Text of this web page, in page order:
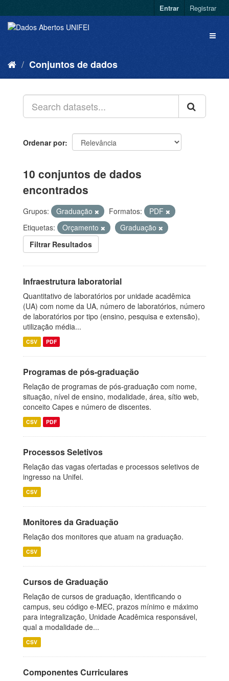
Entrar Registrar
Conjuntos de dados
Ordenar por
10 conjuntos de dados
encontrados
Grupos: Graduação Formatos:
PDF
Etiquetas:
Orçamento
Graduação
Filtrar Resultados
Infraestrutura laboratorial
Quantitativo de laboratórios por unidade acadêmica
(UA) com nome da UA, número de laboratórios, número
de laboratórios por tipo (ensino, pesquisa e extensão),
utilização média...
CSV PDF
Programas de pós-graduação
Relação de programas de pós-graduação com nome,
situação, nível de ensino, modalidade, área, sítio web,
conceito Capes e número de discentes.
CSV PDF
Processos Seletivos
Relação das vagas ofertadas e processos seletivos de
ingresso na Unifei.
CSV
Monitores da Graduação
Relação dos monitores que atuam na graduação.
CSV
Cursos de Graduação
Relação de cursos de graduação, identificando o
campus, seu código e-MEC, prazos mínimo e máximo
para integralização, Unidade Acadêmica responsável,
qual a modalidade de...
CSV
Componentes Curriculares